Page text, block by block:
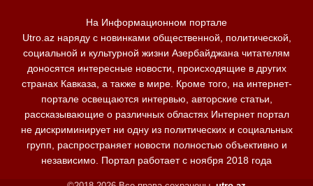
На Информационном портале
Utro.az наряду с новинками общественной, политической,
социальной и культурной жизни Азербайджана читателям
доносятся интересные новости, происходящие в других
странах Кавказа, а также в мире. Кроме того, на интернет-
портале освещаются интервью, авторские статьи,
рассказывающие о различных областях Интернет портал
не дискриминирует ни одну из политических и социальных
групп, распространяет новости полностью объективно и
независимо. Портал работает с ноября 2018 года